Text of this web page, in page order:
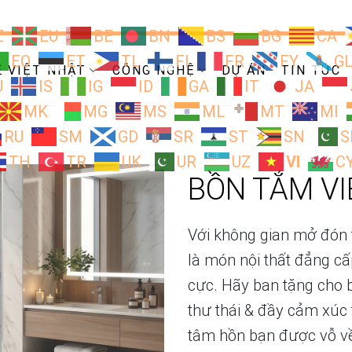
EU BE BN BS BG
CA
EO ET TL FI FR FY
IS IG ID GA IT JA
MK MG MS ML MT
MI
RU SM GD SR ST SN
TH TR UK UR UZ VI
VIỆT NHẬT CÔNG NGHỆ DỰ ÁN TIN TỨC
BỒN TẮM
Với không gian mở
là món nội thất đẳng
cực. Hãy ban tặng cho
thư thái & đầy cảm
tâm hồn bạn được vỗ